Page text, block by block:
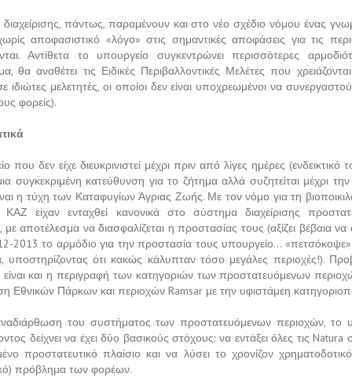
διαχείρισης, πάντως, παραμένουν και στο νέο σχέδιο νόμου ένας
αποφασιστικό «λόγο» στις σημαντικές αποφάσεις για τις
Αντίθετα το υπουργείο συγκεντρώνει περισσότερες
θα αναθέτει τις Ειδικές Περιβαλλοντικές Μελέτες που
ιδιώτες μελετητές, οι οποίοι δεν είναι υποχρεωμένοι να
φορείς).
που δεν είχε διευκρινιστεί μέχρι πριν από λίγες ημέρες (ενδεικτικό
συγκεκριμένη κατεύθυνση για το ζήτημα αλλά συζητείται μέχρι την
η τύχη των Καταφυγίων Άγριας Ζωής. Με τον νόμο για τη
είχαν ενταχθεί κανονικά στο σύστημα διαχείρισης
με αποτέλεσμα να διασφαλίζεται η προστασίας τους (αξίζει βέβαια να
2013 το αρμόδιο για την προστασία τους υπουργείο…
υποστηρίζοντας ότι κακώς κάλυπταν τόσο μεγάλες περιοχές!).
είναι και η περιγραφή των κατηγοριών των προστατευόμενων
Εθνικών Πάρκων και περιοχών Ramsar με την υφιστάμεη
του συστήματος των προστατευόμενων περιοχών, το
δείχνει να έχει δύο βασικούς στόχους: να εντάξει όλες τις Natura
προστατευτικό πλαίσιο και να λύσει το χρονίζον
πρόβλημα των φορέων.